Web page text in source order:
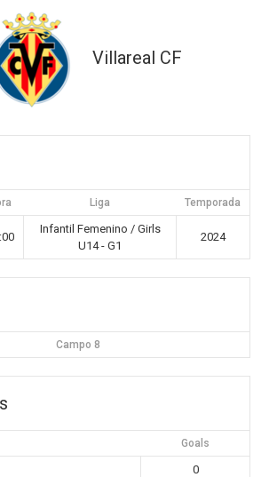
Villareal CF
Liga Temporada
Infantil Femenino / Girls
U14 - G1
2024
Campo 8
Goals
0